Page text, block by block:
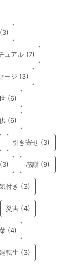
(3)
ュアル (7)
ージ (3)
(6)
(6)
引き寄せ (3)
(3) 感謝 (9)
付き (3)
災害 (4)
(4)
転生 (3)